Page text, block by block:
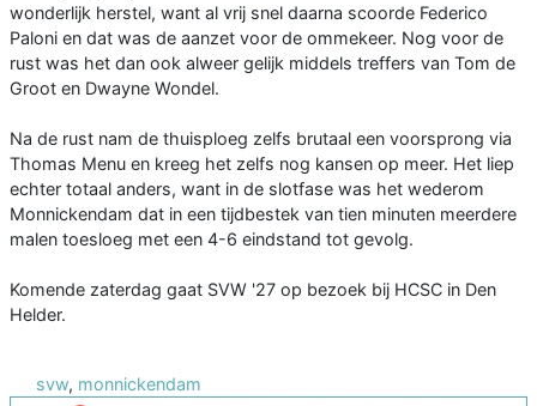
wonderlijk herstel, want al vrij snel daarna scoorde Federico
Paloni en dat was de aanzet voor de ommekeer. Nog voor de
rust was het dan ook alweer gelijk middels treffers van Tom de
Groot en Dwayne Wondel.
Na de rust nam de thuisploeg zelfs brutaal een voorsprong via
Thomas Menu en kreeg het zelfs nog kansen op meer. Het liep
echter totaal anders, want in de slotfase was het wederom
Monnickendam dat in een tijdbestek van tien minuten meerdere
malen toesloeg met een 4-6 eindstand tot gevolg.
Komende zaterdag gaat SVW '27 op bezoek bij HCSC in Den
Helder.
svw, monnickendam